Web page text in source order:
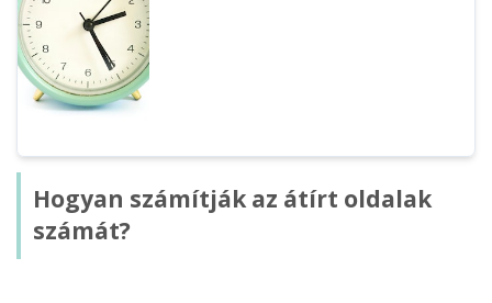
Hogyan számítják az átírt oldalak
számát?